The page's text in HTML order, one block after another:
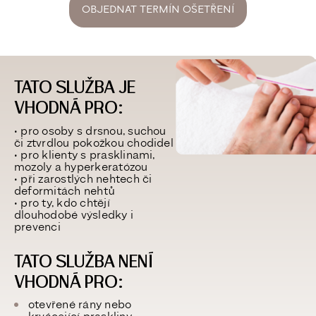
OBJEDNAT TERMÍN OŠETŘENÍ
TATO SLUŽBA JE
VHODNÁ PRO:
• pro osoby s drsnou, suchou
či ztvrdlou pokožkou chodidel
• pro klienty s prasklinami,
mozoly a hyperkeratózou
• přizarostlých nehtech či
deformitách nehtů
• pro ty, kdo chtějí
dlouhodobé výsledky i
prevenci
TATO SLUŽBA NENÍ
VHODNÁ PRO:
otevřené rány nebo